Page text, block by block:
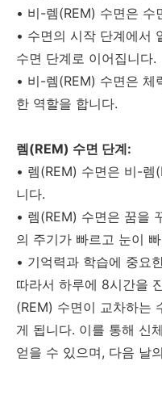
• 비-렘(REM) 수면은 수
• 수면의 시작 단계에서
수면 단계로 이어집니다.
• 비-렘(REM) 수면은 체
한 역할을 합니다.
렘(REM) 수면 단계:
• 렘(REM) 수면은 비-렘
니다.
• 렘(REM) 수면은 꿈을
의 주기가 빠르고 눈이
• 기억력과 학습에 중요
따라서 하루에 8시간을
(REM) 수면이 교차하는
게 됩니다. 이를 통해 신
얻을 수 있으며, 다음 날